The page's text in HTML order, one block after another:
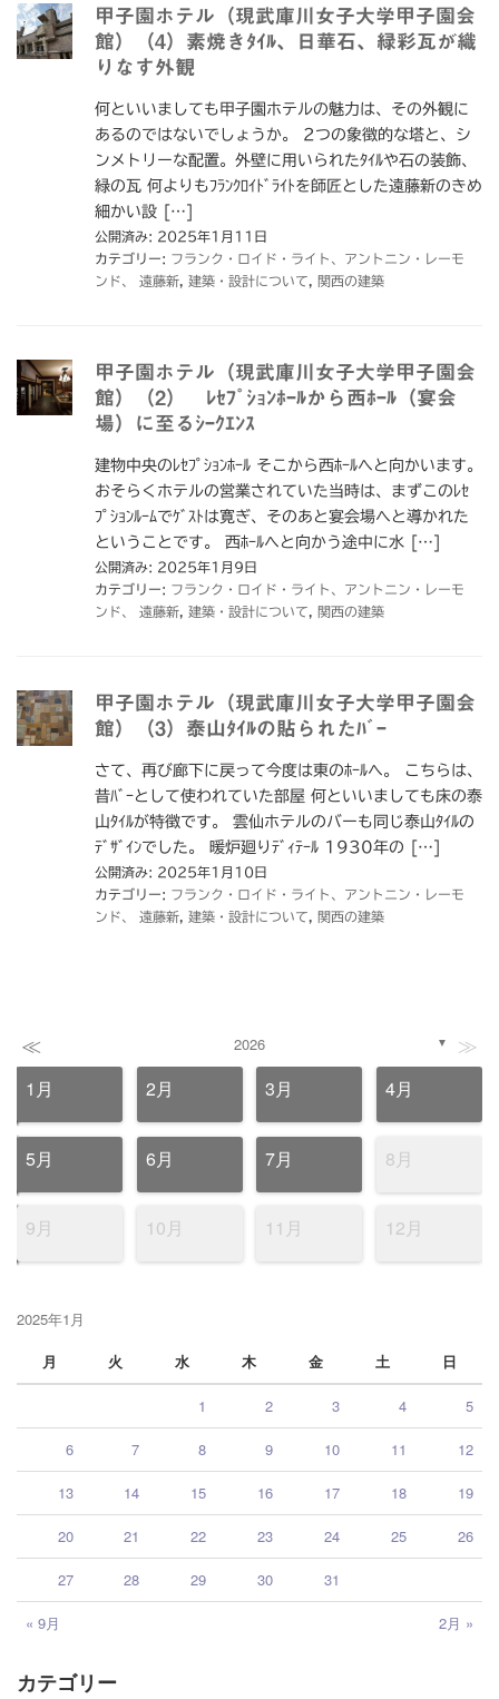
甲子園ホテル（現武庫川女子大学甲子園会
館）（4）素焼きﾀｲﾙ、日華石、緑彩瓦が織
りなす外観
何といいましても甲子園ホテルの魅力は、その外観に
あるのではないでしょうか。 2つの象徴的な塔と、シ
ンメトリーな配置。外壁に用いられたﾀｲﾙや石の装飾、
緑の瓦 何よりもﾌﾗﾝｸﾛｲﾄﾞﾗｲﾄを師匠とした遠藤新のきめ
細かい設 […]
公開済み: 2025年1月11日
カテゴリー: フランク・ロイド・ライト、アントニン・レーモ
ンド、 遠藤新, 建築・設計について, 関西の建築
甲子園ホテル（現武庫川女子大学甲子園会
館）（2） ﾚｾﾌﾟｼｮﾝﾎｰﾙから西ﾎｰﾙ（宴会
場）に至るｼｰｸｴﾝｽ
建物中央のﾚｾﾌﾟｼｮﾝﾎｰﾙ そこから西ﾎｰﾙへと向かいます。
おそらくホテルの営業されていた当時は、まずこのﾚｾ
ﾌﾟｼｮﾝﾙｰﾑでｹﾞｽﾄは寛ぎ、そのあと宴会場へと導かれた
ということです。 西ﾎｰﾙへと向かう途中に水 […]
公開済み: 2025年1月9日
カテゴリー: フランク・ロイド・ライト、アントニン・レーモ
ンド、 遠藤新, 建築・設計について, 関西の建築
甲子園ホテル（現武庫川女子大学甲子園会
館）（3）泰山ﾀｲﾙの貼られたﾊﾞｰ
さて、再び廊下に戻って今度は東のﾎｰﾙへ。 こちらは、
昔ﾊﾞｰとして使われていた部屋 何といいましても床の泰
山ﾀｲﾙが特徴です。 雲仙ホテルのバーも同じ泰山ﾀｲﾙの
ﾃﾞｻﾞｲﾝでした。 暖炉廻りﾃﾞｨﾃｰﾙ 1930年の […]
公開済み: 2025年1月10日
カテゴリー: フランク・ロイド・ライト、アントニン・レーモ
ンド、 遠藤新, 建築・設計について, 関西の建築
≪ 2026 ▼ ≫
1月 2月 3月 4月
5月 6月 7月 8月
9月 10月 11月 12月
2025年1月
月
火 水 木 金 土 日
« 9月 2月 »
1 2 3 4 5
6 7 8 9 10 11 12
13 14 15 16 17 18 19
20 21 22 23 24 25 26
27 28 29 30 31
カテゴリー